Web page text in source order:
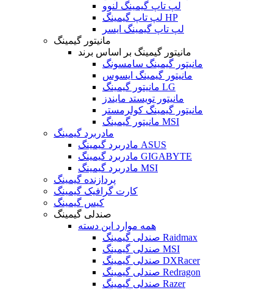
لپ تاپ گیمینگ لنوو
لپ تاپ گیمینگ HP
لپ تاپ گیمینگ ایسر
مانیتور گیمینگ
مانیتور گیمینگ بر اساس برند
مانیتور گیمینگ سامسونگ
مانیتور گیمینگ ایسوس
مانیتور گیمینگ LG
مانیتور تویستد مایندز
مانیتور گیمینگ کولرمستر
مانیتور گیمینگ MSI
مادربرد گیمینگ
مادربرد گیمینگ ASUS
مادربرد گیمینگ GIGABYTE
مادربرد گیمینگ MSI
پردازنده گیمینگ
کارت گرافیک گیمینگ
کیس گیمینگ
صندلی گیمینگ
همه موارد این دسته
صندلی گیمینگ Raidmax
صندلی گیمینگ MSI
صندلی گیمینگ DXRacer
صندلی گیمینگ Redragon
صندلی گیمینگ Razer